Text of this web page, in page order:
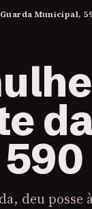
Municipal,
deu